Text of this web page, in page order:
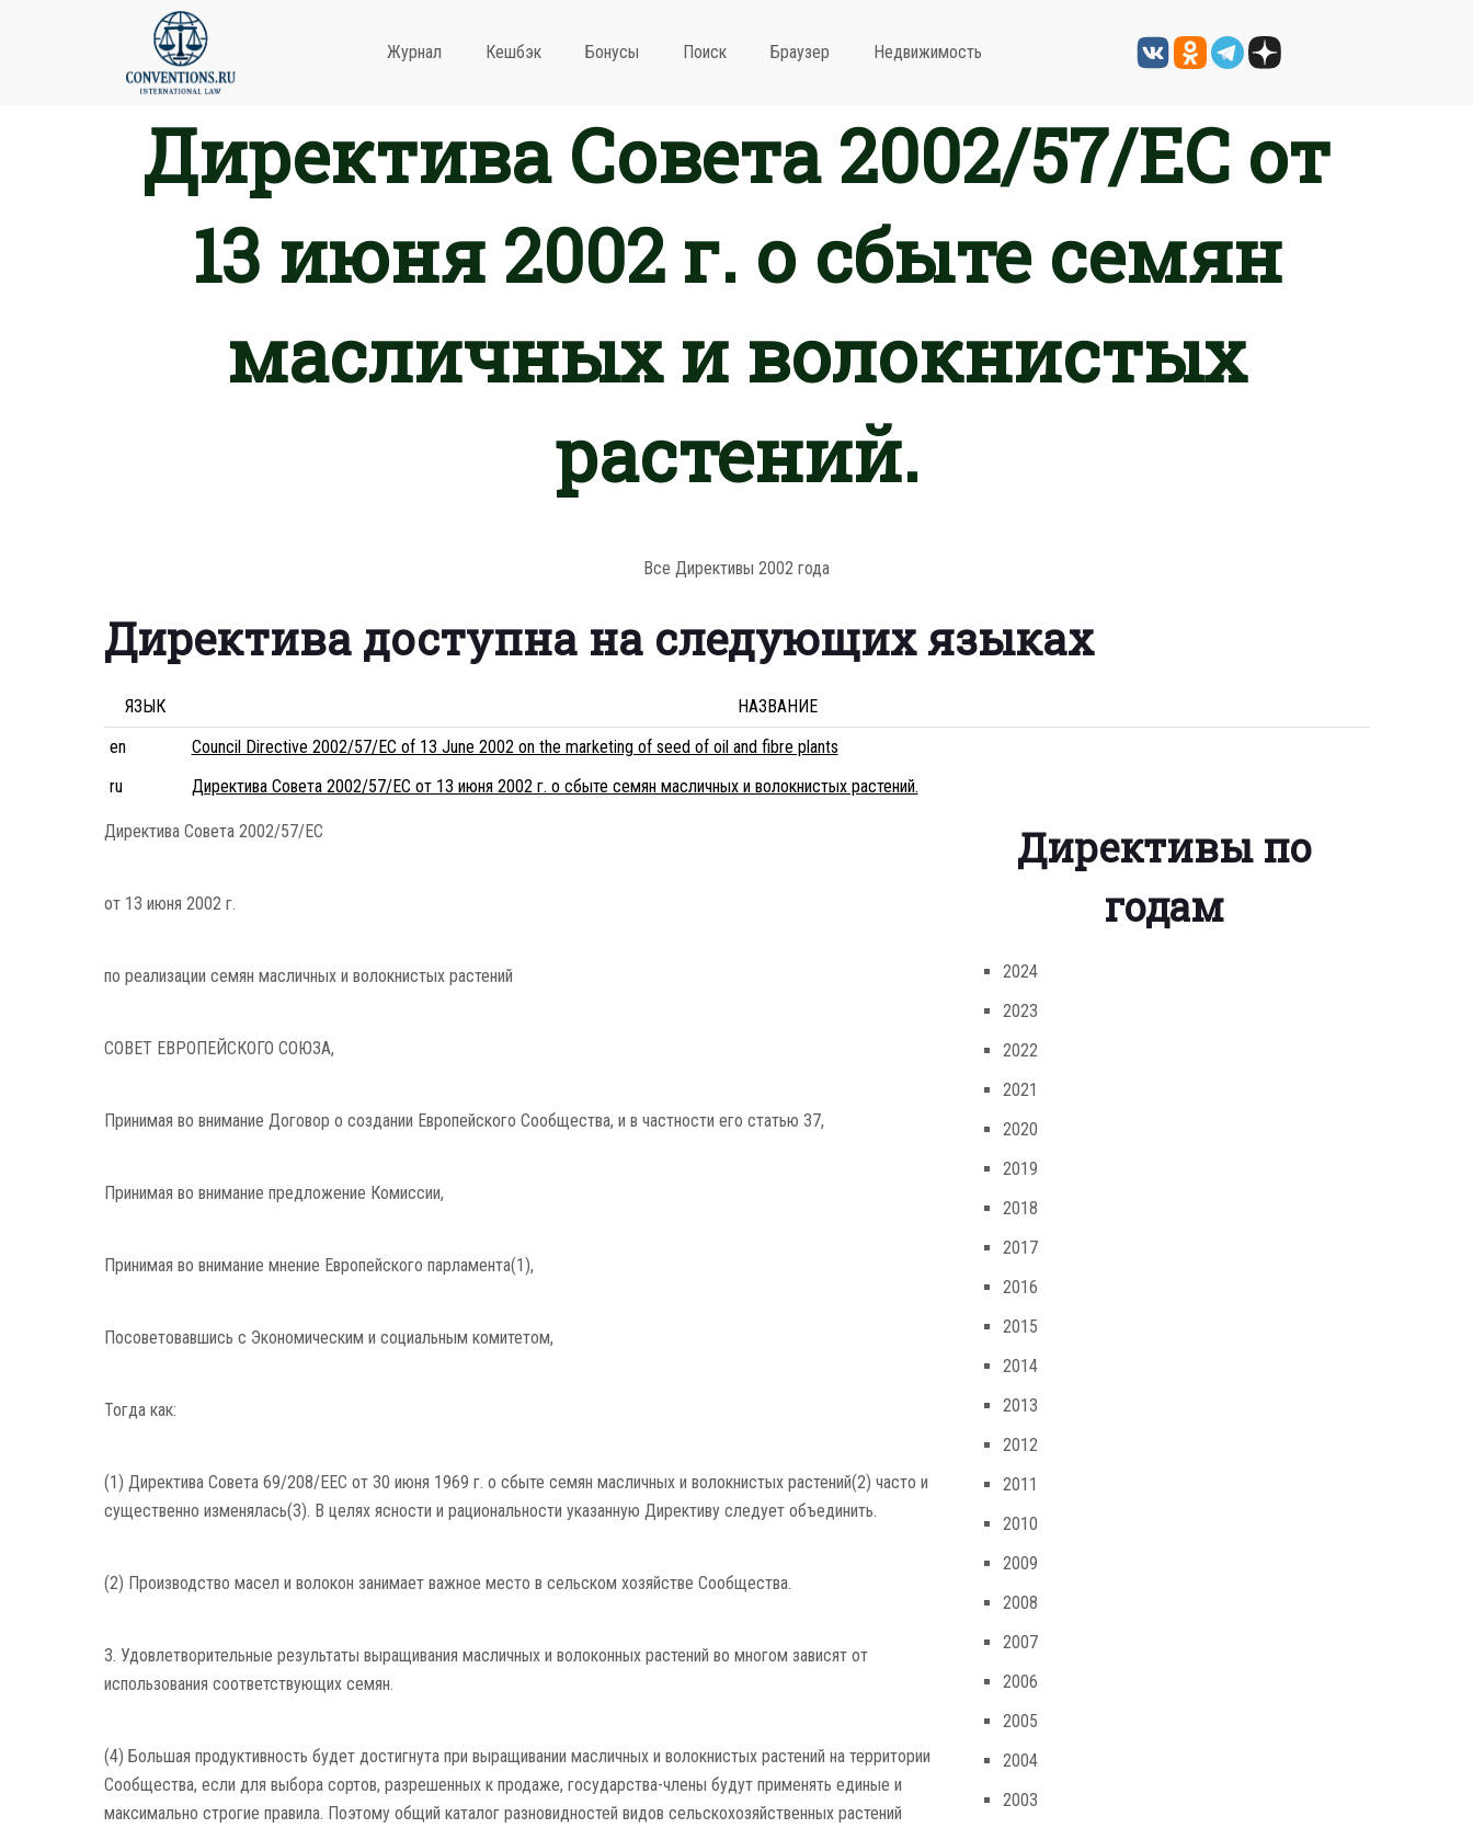
Журнал Кешбэк Бонусы Поиск Браузер Недвижимость
Директива Совета 2002/57/EC от
13 июня 2002 г. о сбыте семян
масличных и волокнистых
растений.
Все Директивы 2002 года
Директива доступна на следующих языках
ЯЗЫК
НАЗВАНИЕ
en
Council Directive 2002/57/EC of 13 June 2002 on the marketing of seed of oil and fibre plants
ru
Директива Совета 2002/57/EC от 13 июня 2002 г. о сбыте семян масличных и волокнистых растений.
Директива Совета 2002/57/EC
от 13 июня 2002 г.
по реализации семян масличных и волокнистых растений
СОВЕТ ЕВРОПЕЙСКОГО СОЮЗА,
Принимая во внимание Договор о создании Европейского Сообщества, и в частности его статью 37,
Принимая во внимание предложение Комиссии,
Принимая во внимание мнение Европейского парламента(1),
Посоветовавшись с Экономическим и социальным комитетом,
Тогда как:
(1) Директива Совета 69/208/EEC от 30 июня 1969 г. о сбыте семян масличных и волокнистых растений(2) часто и
существенно изменялась(3). В целях ясности и рациональности указанную Директиву следует объединить.
(2) Производство масел и волокон занимает важное место в сельском хозяйстве Сообщества.
3. Удовлетворительные результаты выращивания масличных и волоконных растений во многом зависят от
использования соответствующих семян.
(4) Большая продуктивность будет достигнута при выращивании масличных и волокнистых растений на территории
Сообщества, если для выбора сортов, разрешенных к продаже, государства-члены будут применять единые и
максимально строгие правила. Поэтому общий каталог разновидностей видов сельскохозяйственных растений
Директивы по
годам
2024
2023
2022
2021
2020
2019
2018
2017
2016
2015
2014
2013
2012
2011
2010
2009
2008
2007
2006
2005
2004
2003